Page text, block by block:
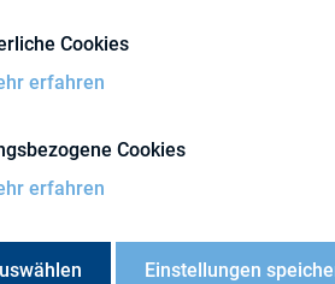
(Disko = damalige
schwoften (sprich:
so fort. Wo, bitte schön,
schönes Reporting-
Anzug in einen
Cookies
erfahren
Cookies
erfahren
Einstellungen